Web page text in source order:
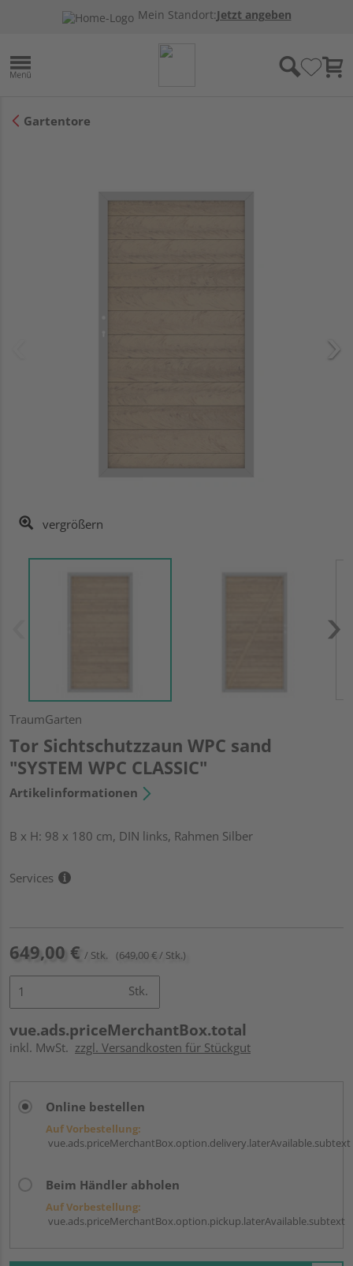
Mein Standort:Jetzt angeben
Gartentore
vergrößern
TraumGarten
Tor Sichtschutzzaun WPC sand
"SYSTEM WPC CLASSIC"
Artikelinformationen
B x H: 98 x 180 cm, DIN links, Rahmen Silber
Services
649,00 € / Stk. (649,00 € / Stk.)
Stk.
vue.ads.priceMerchantBox.total
inkl. MwSt. zzgl. Versandkosten für Stückgut
Online bestellen
Auf Vorbestellung:
vue.ads.priceMerchantBox.option.delivery.laterAvailable.subtext
Beim Händler abholen
Auf Vorbestellung:
vue.ads.priceMerchantBox.option.pickup.laterAvailable.subtext